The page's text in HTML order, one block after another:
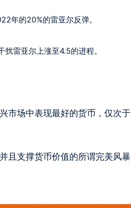
年的20%的雷亚尔反弹。
扰雷亚尔上涨至4.5的进程。
市场中表现最好的货币，仅次于
且支撑货币价值的所谓完美风暴